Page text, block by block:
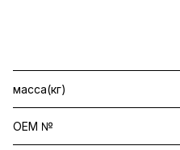
масса(кг)
OEM №